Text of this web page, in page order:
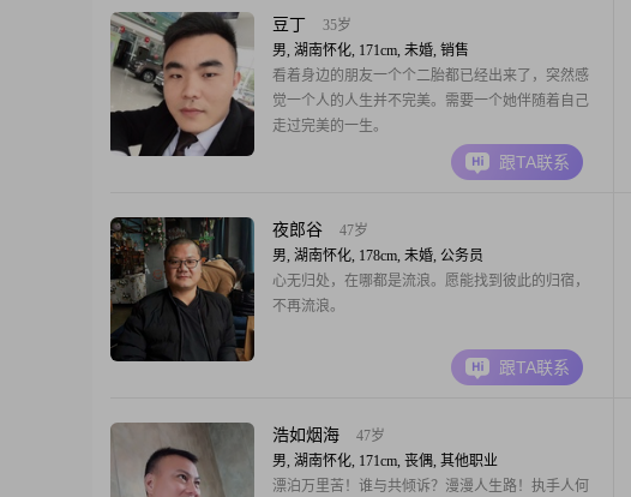
豆丁
35岁
男, 湖南怀化, 171cm, 未婚, 销售
看着身边的朋友一个个二胎都已经出来了，突然感
觉一个人的人生并不完美。需要一个她伴随着自己
走过完美的一生。
跟TA联系
夜郎谷
47岁
男, 湖南怀化, 178cm, 未婚, 公务员
心无归处，在哪都是流浪。愿能找到彼此的归宿，
不再流浪。
跟TA联系
浩如烟海
47岁
男, 湖南怀化, 171cm, 丧偶, 其他职业
漂泊万里苦！谁与共倾诉？漫漫人生路！执手人何